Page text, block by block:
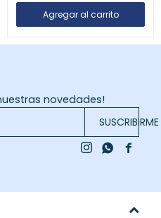
novedades!
SUSCRIBIRME

 